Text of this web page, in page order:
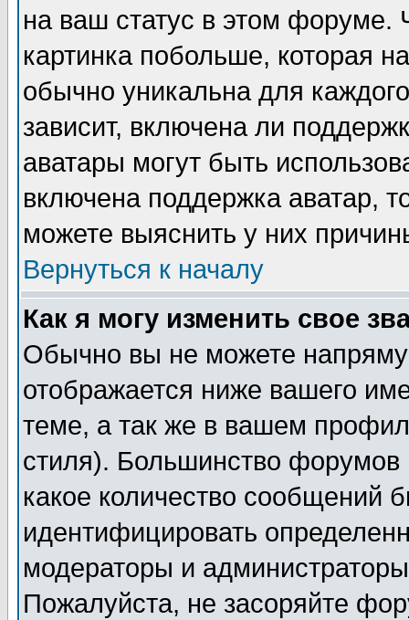
на ваш статус в этом форуме.
картинка побольше, которая
обычно уникальна для
зависит, включена ли
аватары могут быть
включена поддержка аватар,
можете выяснить у них
Вернуться к началу
Как я могу изменить свое
Обычно вы не можете
отображается ниже вашего
теме, а так же в вашем
стиля). Большинство форумов
какое количество сообщений
идентифицировать
модераторы и
Пожалуйста, не засоряйте